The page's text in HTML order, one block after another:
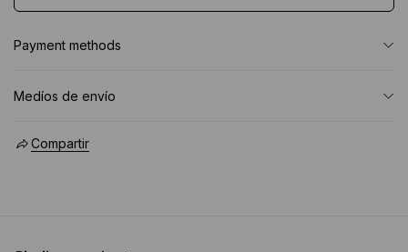
Payment methods
Medíos de envío
Compartir